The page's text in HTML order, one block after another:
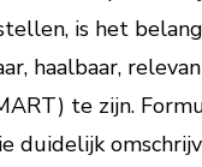
is het
haalbaar,
te zijn.
duidelijk